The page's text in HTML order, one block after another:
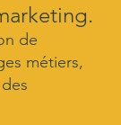
de
métiers,